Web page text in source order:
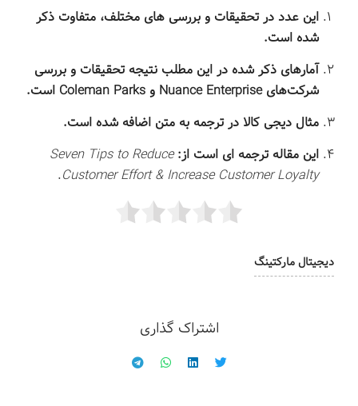
این عدد در تحقیقات و بررسی های مختلف، متفاوت ذکر
شده‌ است.
آمار‌های ذکر شده در این مطلب نتیجه تحقیقات و بررسی
شرکت‌های Nuance Enterprise و Coleman Parks است.
مثال دیجی کالا در ترجمه به متن اضافه شده است.
این مقاله ترجمه ای است از: Seven Tips to Reduce
Customer Effort & Increase Customer Loyalty
.
دیجیتال مارکتینگ
اشتراک گذاری